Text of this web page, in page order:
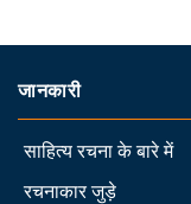
जानकारी
साहित्य रचना के बारे में
रचनाकार जुड़े